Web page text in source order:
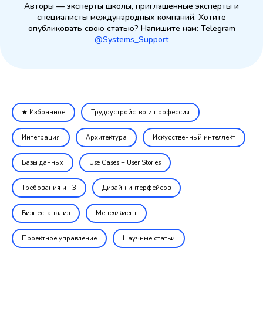
Авторы — эксперты школы, приглашенные эксперты и
специалисты международных компаний. Хотите
опубликовать свою статью? Напишите нам: Telegram
@Systems_Support
★ Избранное Трудоустройство и профессия
Интеграция Архитектура Искусственный интеллект
Базы данных Use Cases + User Stories
Требования и ТЗ Дизайн интерфейсов
Бизнес-анализ Менеджмент
Проектное управление Научные статьи